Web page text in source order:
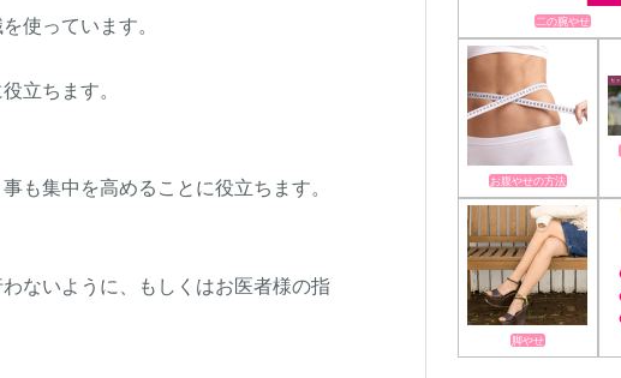
使っています。
立ちます。
も集中を高めることに役立ちます。
ないように、もしくはお医者様の指
二の腕やせ
お腹やせの方法
脚やせ